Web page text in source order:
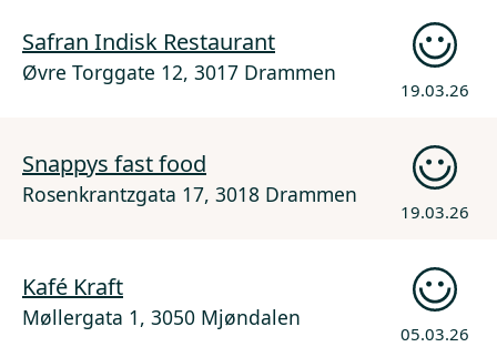
Safran Indisk Restaurant
Øvre Torggate 12, 3017 Drammen
19.03.26
Snappys fast food
Rosenkrantzgata 17, 3018 Drammen
19.03.26
Kafé Kraft
Møllergata 1, 3050 Mjøndalen
05.03.26